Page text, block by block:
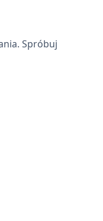
Spróbuj